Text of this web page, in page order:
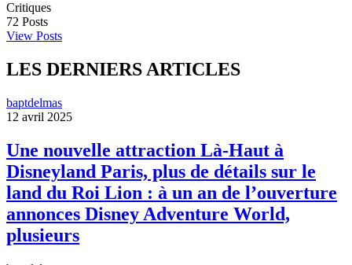
Critiques
72 Posts
View Posts
LES DERNIERS ARTICLES
baptdelmas
12 avril 2025
Une nouvelle attraction Là-Haut à
Disneyland Paris, plus de détails sur le
land du Roi Lion : à un an de l’ouverture
annonces Disney Adventure World,
plusieurs